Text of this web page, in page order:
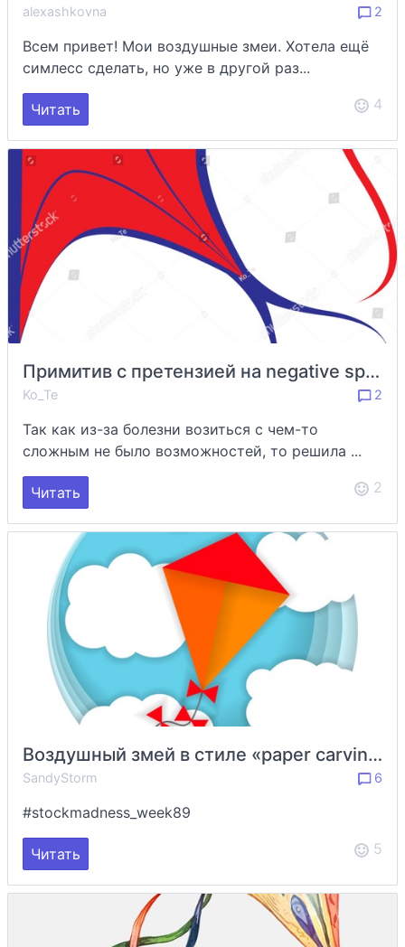
alexashkovna 2
Всем привет! Мои воздушные змеи. Хотела ещё
симлесс сделать, но уже в другой раз...
Читать 4
Примитив с претензией на negative space
Ko_Te 2
Так как из-за болезни возиться с чем-то
сложным не было возможностей, то решила ...
Читать 2
Воздушный змей в стиле «paper carving»
SandyStorm 6
#stockmadness_week89
Читать 5